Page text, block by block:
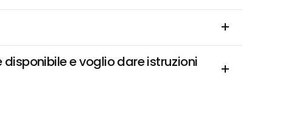
disponibile e voglio dare istruzioni